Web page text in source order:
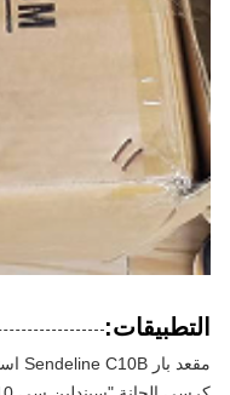
التطبيقات:
مقعد بار Sendeline C10B استخدام المناسبات والسيناريوهات: